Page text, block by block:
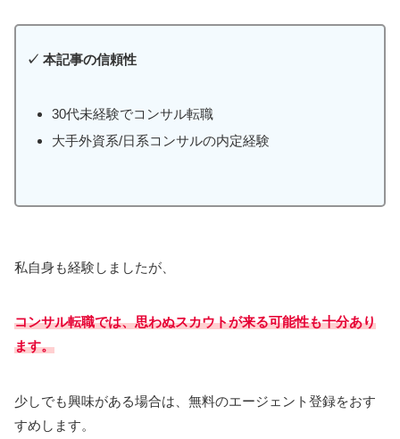
✓ 本記事の信頼性
30代未経験でコンサル転職
大手外資系/日系コンサルの内定経験
私自身も経験しましたが、
コンサル転職では、思わぬスカウトが来る可能性も十分あり
ます。
少しでも興味がある場合は、無料のエージェント登録をおす
すめします。